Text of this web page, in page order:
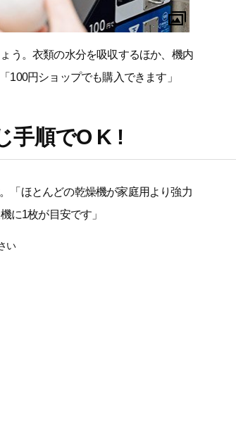
う。衣類の水分を吸収するほか、機内
100円ショップでも購入できます」
手順でO K !
「ほとんどの乾燥機が家庭用より強力
に1枚が目安です」
い